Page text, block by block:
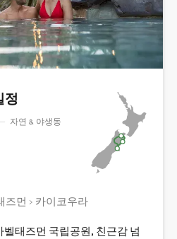
정
자연 & 야생동
즈먼 > 카이코우라
태즈먼 국립공원, 친근감 넘